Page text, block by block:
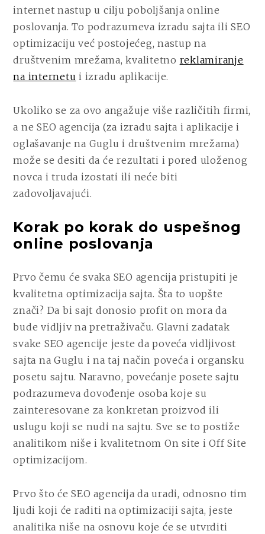
internet nastup u cilju poboljšanja online
poslovanja. To podrazumeva izradu sajta ili SEO
optimizaciju već postojećeg, nastup na
društvenim mrežama, kvalitetno reklamiranje
na internetu i izradu aplikacije.
Ukoliko se za ovo angažuje više različitih firmi,
a ne SEO agencija (za izradu sajta i aplikacije i
oglašavanje na Guglu i društvenim mrežama)
može se desiti da će rezultati i pored uloženog
novca i truda izostati ili neće biti
zadovoljavajući.
Korak po korak do uspešnog
online poslovanja
Prvo čemu će svaka SEO agencija pristupiti je
kvalitetna optimizacija sajta. Šta to uopšte
znači? Da bi sajt donosio profit on mora da
bude vidljiv na pretraživaču. Glavni zadatak
svake SEO agencije jeste da poveća vidljivost
sajta na Guglu i na taj način poveća i organsku
posetu sajtu. Naravno, povećanje posete sajtu
podrazumeva dovođenje osoba koje su
zainteresovane za konkretan proizvod ili
uslugu koji se nudi na sajtu. Sve se to postiže
analitikom niše i kvalitetnom On site i Off Site
optimizacijom.
Prvo što će SEO agencija da uradi, odnosno tim
ljudi koji će raditi na optimizaciji sajta, jeste
analitika niše na osnovu koje će se utvrditi